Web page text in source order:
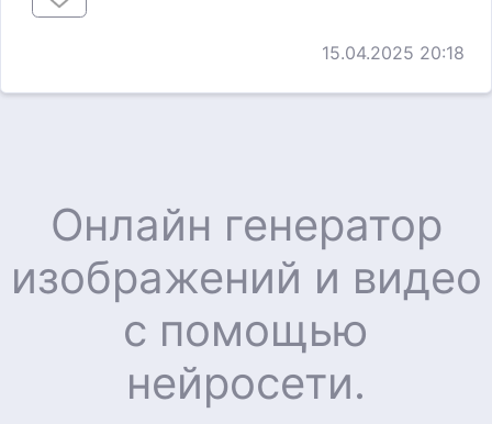
15.04.2025 20:18
Онлайн генератор
изображений и видео
с помощью
нейросети.